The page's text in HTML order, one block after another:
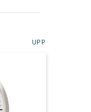
UPP